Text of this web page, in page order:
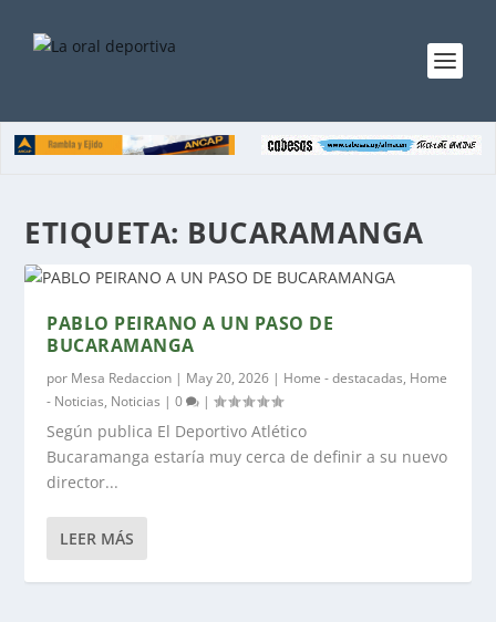
ETIQUETA: BUCARAMANGA
PABLO PEIRANO A UN PASO DE
BUCARAMANGA
por Mesa Redaccion | May 20, 2026 | Home - destacadas, Home
- Noticias, Noticias |0 |
Según publica El Deportivo Atlético
Bucaramanga estaría muy cerca de definir a su nuevo
director...
LEER MÁS